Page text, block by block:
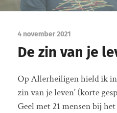
4 november 2021
De zin van je
Op Allerheiligen hield ik
zin van je leven’ (korte
Geel met 21 mensen bij